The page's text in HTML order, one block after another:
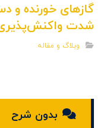
گازهای خورنده و
شدت
وبلاگ و مقاله
بدون شرح